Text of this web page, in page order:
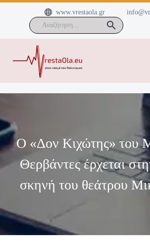

 www.vrestaola.gr
Ο «Δον Κιχώτης» του
Θερβάντες έρχεται
σκηνή του θεάτρου